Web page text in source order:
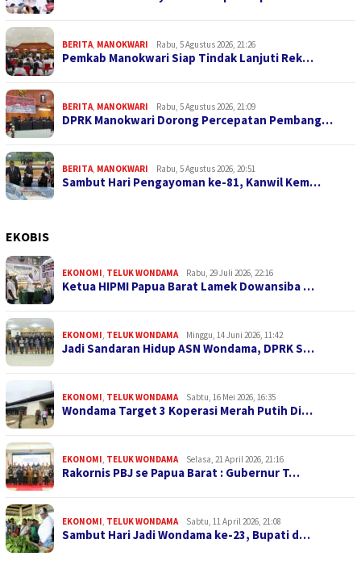
BERITA MANOKWARI Rabu, 5 Agustus 2026, 21:26
Pemkab Manokwari Siap Tindak Lanjuti Rek…
BERITA MANOKWARI Rabu, 5 Agustus 2026, 21:09
DPRK Manokwari Dorong Percepatan Pembang…
BERITA MANOKWARI Rabu, 5 Agustus 2026, 20:51
Sambut Hari Pengayoman ke-81, Kanwil Kem…
EKOBIS
EKONOMI TELUK WONDAMA Rabu, 29 Juli 2026, 22:16
Ketua HIPMI Papua Barat Lamek Dowansiba …
EKONOMI TELUK WONDAMA Minggu, 14 Juni 2026, 11:42
Jadi Sandaran Hidup ASN Wondama, DPRK S…
EKONOMI TELUK WONDAMA Sabtu, 16 Mei 2026, 16:35
Wondama Target 3 Koperasi Merah Putih Di…
EKONOMI TELUK WONDAMA Selasa, 21 April 2026, 21:16
Rakornis PBJ se Papua Barat : Gubernur T…
EKONOMI TELUK WONDAMA Sabtu, 11 April 2026, 21:08
Sambut Hari Jadi Wondama ke-23, Bupati d…